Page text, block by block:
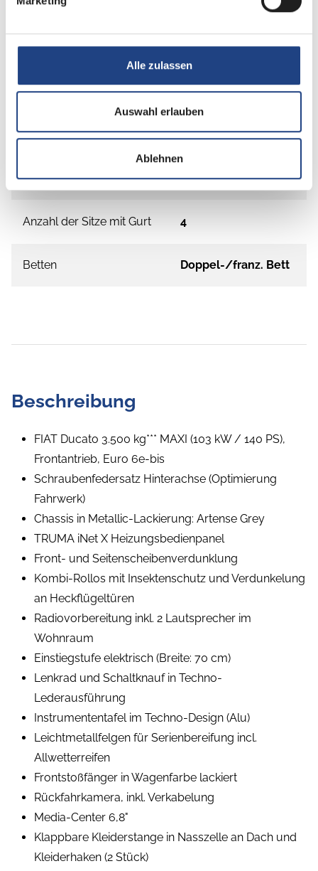
Alle zulassen
Auswahl erlauben
Ablehnen
Grundrissbeschreibung
Schlafplätze 2
Anzahl der Sitze mit Gurt 4
Betten Doppel-/franz. Bett
Beschreibung
FIAT Ducato 3.500 kg*** MAXI (103 kW / 140 PS),
Frontantrieb, Euro 6e-bis
Schraubenfedersatz Hinterachse (Optimierung
Fahrwerk)
Chassis in Metallic-Lackierung: Artense Grey
TRUMA iNet X Heizungsbedienpanel
Front- und Seitenscheibenverdunklung
Kombi-Rollos mit Insektenschutz und Verdunkelung
an Heckflügeltüren
Radiovorbereitung inkl. 2 Lautsprecher im
Wohnraum
Einstiegstufe elektrisch (Breite: 70 cm)
Lenkrad und Schaltknauf in Techno-
Lederausführung
Instrumententafel im Techno-Design (Alu)
Leichtmetallfelgen für Serienbereifung incl.
Allwetterreifen
Frontstoßfänger in Wagenfarbe lackiert
Rückfahrkamera, inkl. Verkabelung
Media-Center 6,8"
Klappbare Kleiderstange in Nasszelle an Dach und
Kleiderhaken (2 Stück)